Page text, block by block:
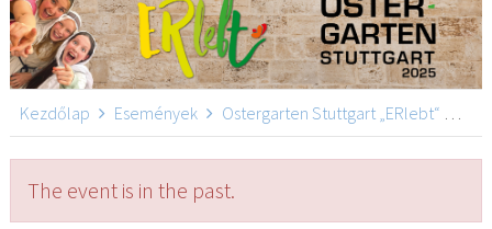
Kezdőlap Események Ostergarten Stuttgart „ERlebt“
The event is in the past.